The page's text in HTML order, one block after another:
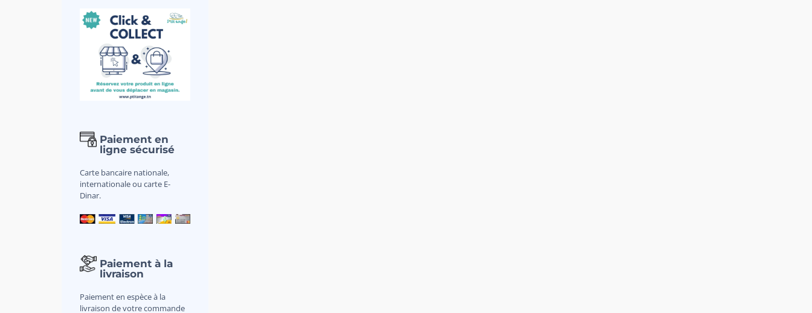
Paiement en
ligne sécurisé
Carte bancaire nationale,
internationale ou carte E-
Dinar.
Paiement à la
livraison
Paiement en espèce à la
livraison de votre commande